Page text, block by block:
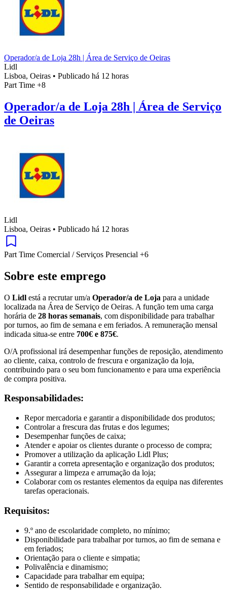
Operador/a de Loja 28h | Área de Serviço de Oeiras
Lidl
Lisboa, Oeiras • Publicado há 12 horas
Part Time +8
Operador/a de Loja 28h | Área de Serviço
de Oeiras
Lidl
Lisboa, Oeiras • Publicado há 12 horas
Part Time Comercial / Serviços Presencial +6
Sobre este emprego
O Lidl está a recrutar um/a Operador/a de Loja para a unidade
localizada na Área de Serviço de Oeiras. A função tem uma carga
horária de 28 horas semanais, com disponibilidade para trabalhar
por turnos, ao fim de semana e em feriados. A remuneração mensal
indicada situa-se entre 700€ e 875€.
O/A profissional irá desempenhar funções de reposição, atendimento
ao cliente, caixa, controlo de frescura e organização da loja,
contribuindo para o seu bom funcionamento e para uma experiência
de compra positiva.
Responsabilidades:
Repor mercadoria e garantir a disponibilidade dos produtos;
Controlar a frescura das frutas e dos legumes;
Desempenhar funções de caixa;
Atender e apoiar os clientes durante o processo de compra;
Promover a utilização da aplicação Lidl Plus;
Garantir a correta apresentação e organização dos produtos;
Assegurar a limpeza e arrumação da loja;
Colaborar com os restantes elementos da equipa nas diferentes
tarefas operacionais.
Requisitos:
9.º ano de escolaridade completo, no mínimo;
Disponibilidade para trabalhar por turnos, ao fim de semana e
em feriados;
Orientação para o cliente e simpatia;
Polivalência e dinamismo;
Capacidade para trabalhar em equipa;
Sentido de responsabilidade e organização.